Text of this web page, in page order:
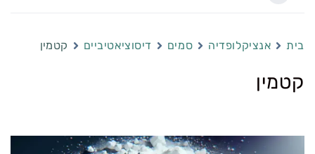
בית אנציקלופדיה סמים דיסוציאטיביים קטמין
קטמין